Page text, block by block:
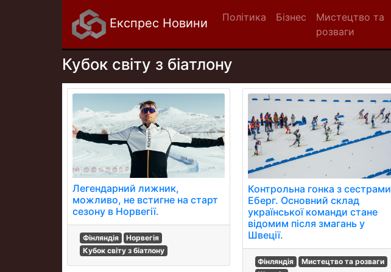
Експрес Новини Політика Бізнес
Мистецтво та
розваги
Кубок світу з біатлону
Легендарний лижник,
можливо, не встигне на старт
сезону в Норвегії.
Фінляндія
Норвегія
Кубок світу з біатлону
Контрольна гонка з сестрами
Еберг. Основний склад
української команди стане
відомим після змагань у
Швеції.
Фінляндія
Мистецтво та розваги